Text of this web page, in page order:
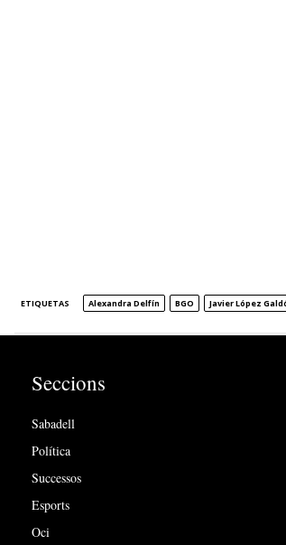
ETIQUETAS Alexandra Delfín BGO Javier López
Seccions
Sabadell
Política
Successos
Esports
Oci